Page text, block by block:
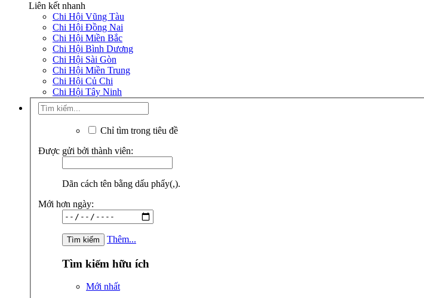
Liên kết nhanh
Chi Hội Vũng Tàu
Chi Hội Đồng Nai
Chi Hội Miền Bắc
Chi Hội Bình Dương
Chi Hội Sài Gòn
Chi Hội Miền Trung
Chi Hội Củ Chi
Chi Hội Tây Ninh
Chỉ tìm trong tiêu đề
Được gửi bởi thành viên:
Dãn cách tên bằng dấu phẩy(,).
Mới hơn ngày:
Thêm...
Tìm kiếm hữu ích
Mới nhất